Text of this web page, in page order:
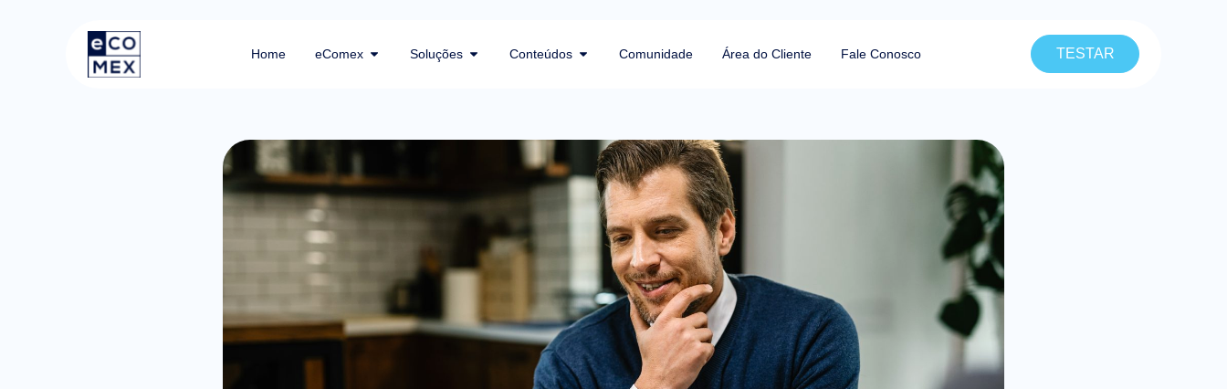
Home eComex Soluções Conteúdos Comunidade Área do Cliente Fale Conosco TESTAR